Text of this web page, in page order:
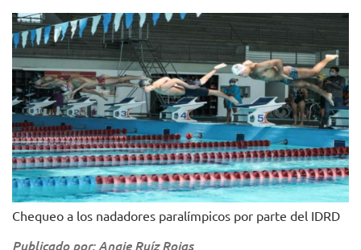
Chequeo a los nadadores paralímpicos por parte del IDRD
Publicado por: Angie Ruíz Rojas